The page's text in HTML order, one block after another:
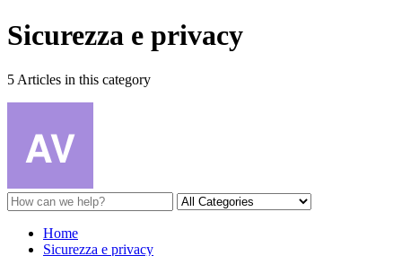
Sicurezza e privacy
5 Articles in this category
Home
Sicurezza e privacy